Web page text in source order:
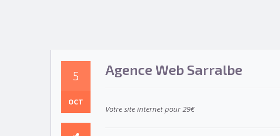
5
OCT
Agence Web Sarralbe
Votre site internet pour 29€